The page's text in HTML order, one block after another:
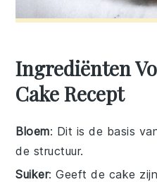
Ingrediënten
Cake Recept
Bloem: Dit is de basis
de structuur.
Suiker: Geeft de cake